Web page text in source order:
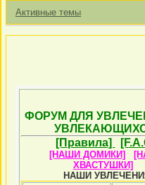
Активные темы
ФОРУМ ДЛЯ
[Правила]
[НАШИ ДОМИКИ]
ХВАСТУШКИ]
НАШИ